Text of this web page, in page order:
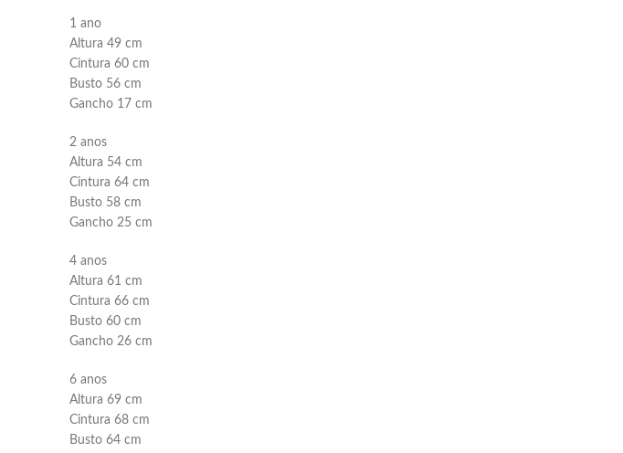
1 ano
Altura 49 cm
Cintura 60 cm
Busto 56 cm
Gancho 17 cm
2 anos
Altura 54 cm
Cintura 64 cm
Busto 58 cm
Gancho 25 cm
4 anos
Altura 61 cm
Cintura 66 cm
Busto 60 cm
Gancho 26 cm
6 anos
Altura 69 cm
Cintura 68 cm
Busto 64 cm